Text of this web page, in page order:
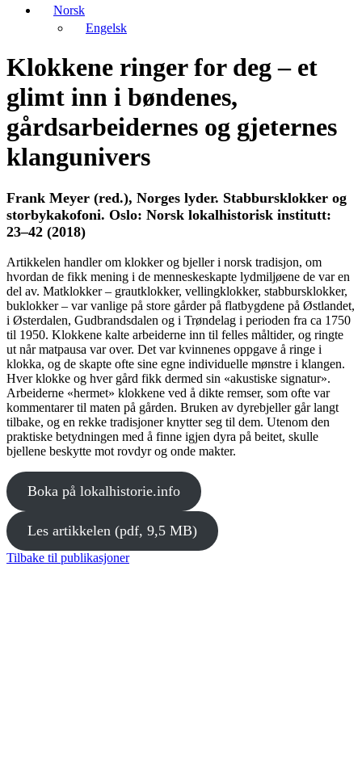
Norsk
Engelsk
Klokkene ringer for deg – et
glimt inn i bøndenes,
gårdsarbeidernes og gjeternes
klangunivers
Frank Meyer (red.), Norges lyder. Stabbursklokker og
storbykakofoni. Oslo: Norsk lokalhistorisk institutt:
23–42 (2018)
Artikkelen handler om klokker og bjeller i norsk tradisjon, om
hvordan de fikk mening i de menneskeskapte lydmiljøene de var en
del av. Matklokker – grautklokker, vellingklokker, stabbursklokker,
buklokker – var vanlige på store gårder på flatbygdene på Østlandet,
i Østerdalen, Gudbrandsdalen og i Trøndelag i perioden fra ca 1750
til 1950. Klokkene kalte arbeiderne inn til felles måltider, og ringte
ut når matpausa var over. Det var kvinnenes oppgave å ringe i
klokka, og de skapte ofte sine egne individuelle mønstre i klangen.
Hver klokke og hver gård fikk dermed sin «akustiske signatur».
Arbeiderne «hermet» klokkene ved å dikte remser, som ofte var
kommentarer til maten på gården. Bruken av dyrebjeller går langt
tilbake, og en rekke tradisjoner knytter seg til dem. Utenom den
praktiske betydningen med å finne igjen dyra på beitet, skulle
bjellene beskytte mot rovdyr og onde makter.
Boka på lokalhistorie.info
Les artikkelen (pdf, 9,5 MB)
Tilbake til publikasjoner